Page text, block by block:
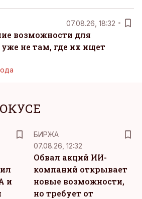
07.08.26, 18:32
возможности для
не там, где их ищет
и
БИРЖА
07.08.26, 12:32
Обвал акций ИИ-
компаний открывает
новые возможности,
но требует от